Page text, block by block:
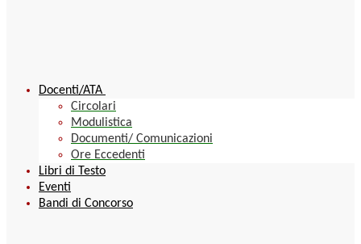
Docenti/ATA
Circolari
Modulistica
Documenti/ Comunicazioni
Ore Eccedenti
Libri di Testo
Eventi
Bandi di Concorso